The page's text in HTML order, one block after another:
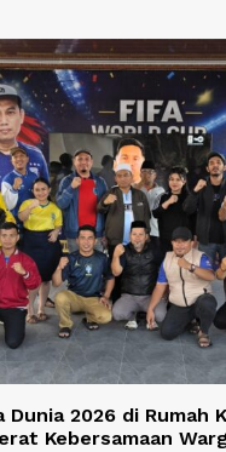
Dunia 2026 di Rumah
Kebersamaan